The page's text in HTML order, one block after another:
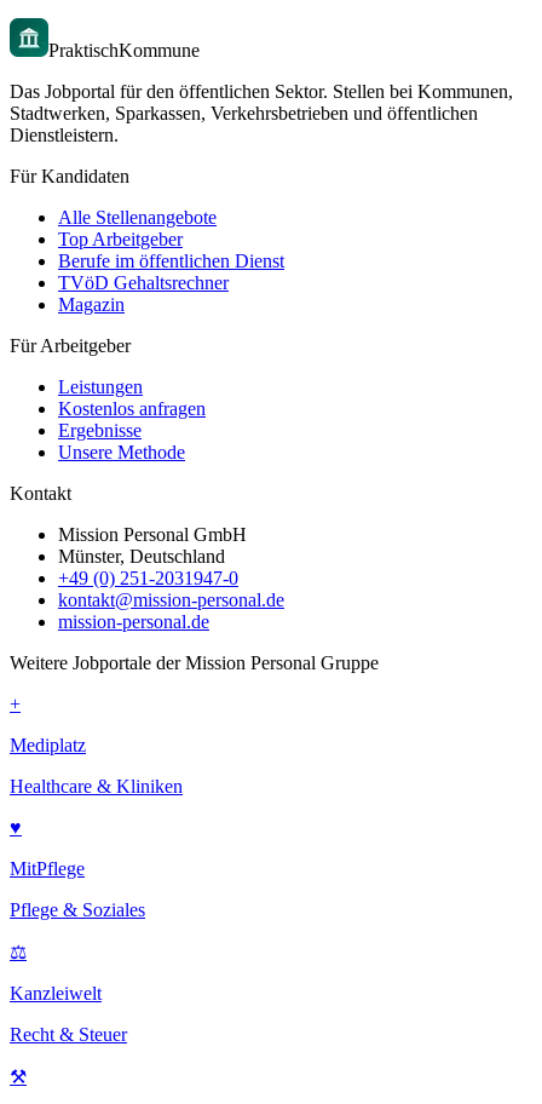
PraktischKommune
Das Jobportal für den öffentlichen Sektor. Stellen bei Kommunen,
Stadtwerken, Sparkassen, Verkehrsbetrieben und öffentlichen
Dienstleistern.
Für Kandidaten
Alle Stellenangebote
Top Arbeitgeber
Berufe im öffentlichen Dienst
TVöD Gehaltsrechner
Magazin
Für Arbeitgeber
Leistungen
Kostenlos anfragen
Ergebnisse
Unsere Methode
Kontakt
Mission Personal GmbH
Münster, Deutschland
+49 (0) 251-2031947-0
kontakt@mission-personal.de
mission-personal.de
Weitere Jobportale der Mission Personal Gruppe
+
Mediplatz
Healthcare & Kliniken
♥
MitPflege
Pflege & Soziales
⚖
Kanzleiwelt
Recht & Steuer
⚒